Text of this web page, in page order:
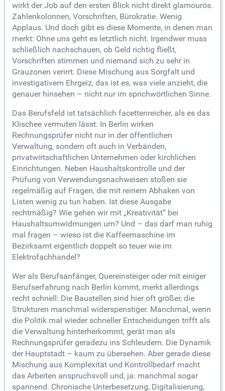
wirkt der Job auf den ersten Blick nicht direkt glamourös.
Zahlenkolonnen, Vorschriften, Bürokratie. Wenig
Applaus. Und doch gibt es diese Momente, in denen man
merkt: Ohne uns geht es letztlich nicht. Irgendwer muss
schließlich nachschauen, ob Geld richtig fließt,
Vorschriften stimmen und niemand sich zu sehr in
Grauzonen verirrt. Diese Mischung aus Sorgfalt und
investigativem Ehrgeiz, das ist es, was viele anzieht, die
genauer hinsehen – nicht nur im sprichwörtlichen Sinne.
Das Berufsfeld ist tatsächlich facettenreicher, als es das
Klischee vermuten lässt. In Berlin wirken
Rechnungsprüfer nicht nur in der öffentlichen
Verwaltung, sondern oft auch in Verbänden,
privatwirtschaftlichen Unternehmen oder kirchlichen
Einrichtungen. Neben Haushaltskontrolle und der
Prüfung von Verwendungsnachweisen stoßen sie
regelmäßig auf Fragen, die mit reinem Abhaken von
Listen wenig zu tun haben. Ist diese Ausgabe
rechtmäßig? Wie gehen wir mit „Kreativität“ bei
Haushaltsumwidmungen um? Und – das darf man ruhig
mal fragen – wieso ist die Kaffeemaschine im
Bezirksamt eigentlich doppelt so teuer wie im
Elektrofachhandel?
Wer als Berufsanfänger, Quereinsteiger oder mit einiger
Berufserfahrung nach Berlin kommt, merkt allerdings
recht schnell: Die Baustellen sind hier oft größer, die
Strukturen manchmal widerspenstiger. Manchmal, wenn
die Politik mal wieder schneller Entscheidungen trifft als
die Verwaltung hinterherkommt, gerät man als
Rechnungsprüfer geradezu ins Schleudern. Die Dynamik
der Hauptstadt – kaum zu übersehen. Aber gerade diese
Mischung aus Komplexität und Kontrollbedarf macht
das Arbeiten anspruchsvoll und, ja: manchmal sogar
spannend. Chronische Unterbesetzung, Digitalisierung,